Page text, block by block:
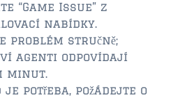
“Game Issue” z
nabídky.
problém stručně;
agenti odpovídají
minut.
je potřeba, požádejte o